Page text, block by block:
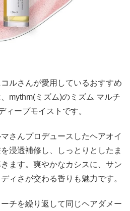
ルさんが愛用しているおすすめ
mythm(ミズム)のミズム マルチ
ィープモイストです。
さんプロデュースしたヘアオイ
浸透補修し、しっとりとしたま
ます。爽やかなカシスに、サン
ィさが交わる香りも魅力です。
チを繰り返して同じヘアダメー